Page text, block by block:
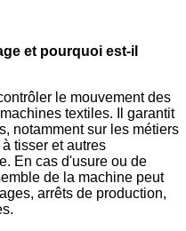
et pourquoi est-il
le mouvement des
textiles. Il garantit
notamment sur les métiers
tisser et autres
En cas d'usure ou de
de la machine peut
arrêts de production,